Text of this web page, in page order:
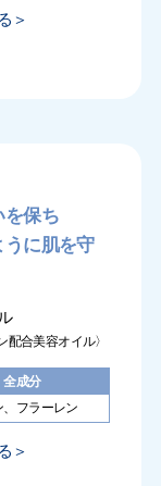
＞
を保ち
うに肌を守
配合美容オイル〉
全成分
、フラーレン
＞